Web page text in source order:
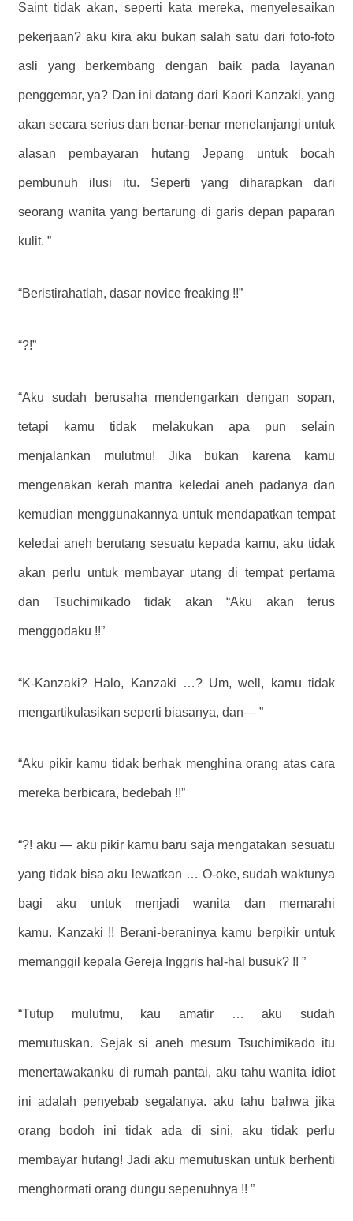
Saint tidak akan, seperti kata mereka, menyelesaikan
pekerjaan? aku kira aku bukan salah satu dari foto-foto
asli yang berkembang dengan baik pada layanan
penggemar, ya? Dan ini datang dari Kaori Kanzaki, yang
akan secara serius dan benar-benar menelanjangi untuk
alasan pembayaran hutang Jepang untuk bocah
pembunuh ilusi itu. Seperti yang diharapkan dari
seorang wanita yang bertarung di garis depan paparan
kulit. ”
“Beristirahatlah, dasar novice freaking !!”
“?!”
“Aku sudah berusaha mendengarkan dengan sopan,
tetapi kamu tidak melakukan apa pun selain
menjalankan mulutmu! Jika bukan karena kamu
mengenakan kerah mantra keledai aneh padanya dan
kemudian menggunakannya untuk mendapatkan tempat
keledai aneh berutang sesuatu kepada kamu, aku tidak
akan perlu untuk membayar utang di tempat pertama
dan Tsuchimikado tidak akan “Aku akan terus
menggodaku !!”
“K-Kanzaki? Halo, Kanzaki …? Um, well, kamu tidak
mengartikulasikan seperti biasanya, dan— ”
“Aku pikir kamu tidak berhak menghina orang atas cara
mereka berbicara, bedebah !!”
“?! aku — aku pikir kamu baru saja mengatakan sesuatu
yang tidak bisa aku lewatkan … O-oke, sudah waktunya
bagi aku untuk menjadi wanita dan memarahi
kamu. Kanzaki !! Berani-beraninya kamu berpikir untuk
memanggil kepala Gereja Inggris hal-hal busuk? !! ”
“Tutup mulutmu, kau amatir … aku sudah
memutuskan. Sejak si aneh mesum Tsuchimikado itu
menertawakanku di rumah pantai, aku tahu wanita idiot
ini adalah penyebab segalanya. aku tahu bahwa jika
orang bodoh ini tidak ada di sini, aku tidak perlu
membayar hutang! Jadi aku memutuskan untuk berhenti
menghormati orang dungu sepenuhnya !! ”